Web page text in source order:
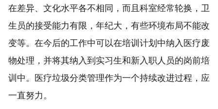
在差异、文化水平各不相同，而且科室经常轮换，卫
生员的接受能力有限，年纪大，有些环境布局不能改
变等。在今后的工作中可以在培训计划中纳入医疗废
物处理，并将其纳入到实习生和新入职人员的岗前培
训中。医疗垃圾分类管理作为一个持续改进过程，应
一直努力。